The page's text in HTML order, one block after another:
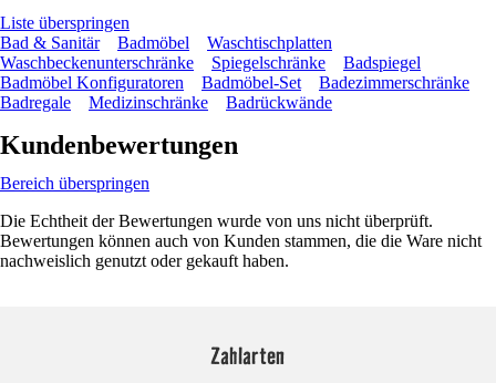
Liste überspringen
Bad & Sanitär
Badmöbel
Waschtischplatten
Waschbeckenunterschränke
Spiegelschränke
Badspiegel
Badmöbel Konfiguratoren
Badmöbel-Set
Badezimmerschränke
Badregale
Medizinschränke Badrückwände
Kundenbewertungen
Bereich überspringen
Die Echtheit der Bewertungen wurde von uns nicht überprüft.
Bewertungen können auch von Kunden stammen, die die Ware nicht
nachweislich genutzt oder gekauft haben.
Zahlarten